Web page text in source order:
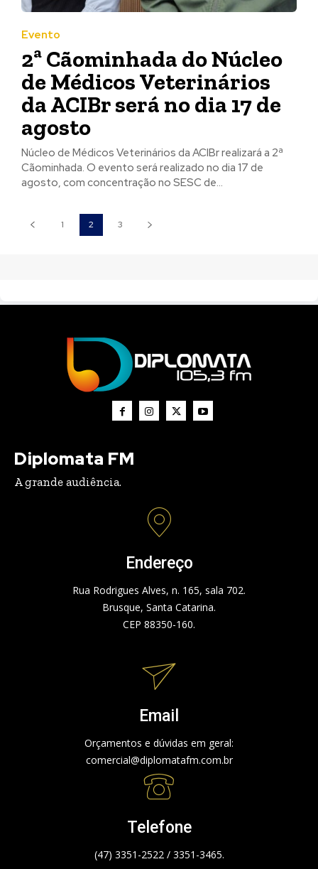
Evento
2ª Cãominhada do Núcleo
de Médicos Veterinários
da ACIBr será no dia 17 de
agosto
Núcleo de Médicos Veterinários da ACIBr realizará a 2ª
Cãominhada. O evento será realizado no dia 17 de
agosto, com concentração no SESC de...
1 2 3
Diplomata FM
A grande audiência.
Endereço
Rua Rodrigues Alves, n. 165, sala 702.
Brusque, Santa Catarina.
CEP 88350-160.
Email
Orçamentos e dúvidas em geral:
comercial@diplomatafm.com.br
Telefone
(47) 3351-2522 / 3351-3465.